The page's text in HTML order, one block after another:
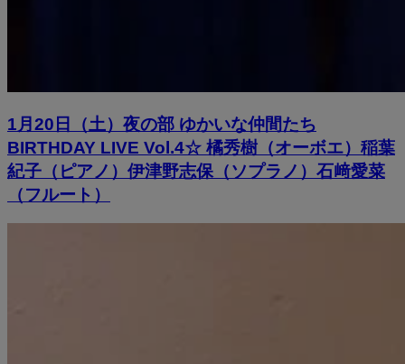
1月20日（土）夜の部 ゆかいな仲間たち
BIRTHDAY LIVE Vol.4☆ 橘秀樹（オーボエ）稲葉
紀子（ピアノ）伊津野志保（ソプラノ）石﨑愛菜
（フルート）